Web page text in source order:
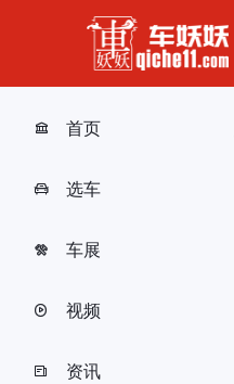
首页
选车
车展
视频
资讯